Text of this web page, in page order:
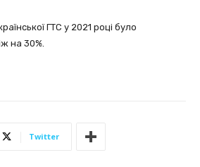
ГТС у 2021 році було
на 30%.
Twitter